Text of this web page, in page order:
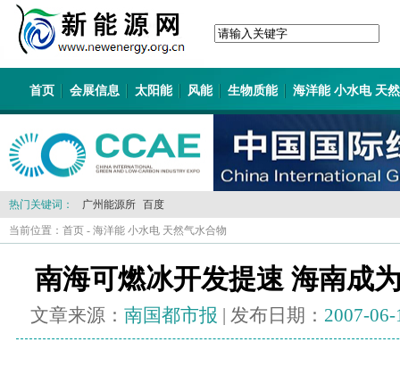
首页 会展信息 太阳能 风能 生物质能 海洋能 小水电 天
热门关键词： 广州能源所 百度
当前位置： 首页 - 海洋能 小水电 天然气水合物
南海可燃冰开发提速 海南成
文章来源： 南国都市报 | 发布日期： 2007-06-